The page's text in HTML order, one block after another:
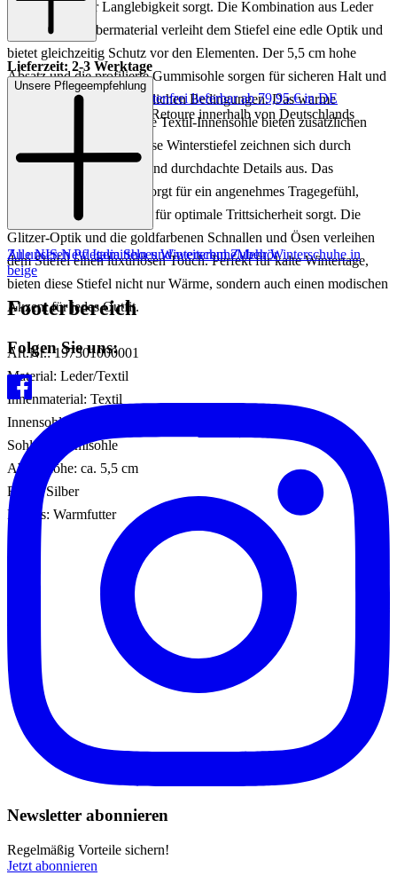
Verarbeitung für Langlebigkeit sorgt. Die Kombination aus Leder
und Textil im Obermaterial verleiht dem Stiefel eine edle Optik und
bietet gleichzeitig Schutz vor den Elementen. Der 5,5 cm hohe
Absatz und die profilierte Gummisohle sorgen für sicheren Halt und
Komfort, selbst bei winterlichen Bedingungen. Das warme
Innenfutter und die weiche Textil-Innensohle bieten zusätzlichen
Komfort und Wärme. Diese Winterstiefel zeichnen sich durch
hochwertige Materialien und durchdachte Details aus. Das
Innenmaterial aus Textil sorgt für ein angenehmes Tragegefühl,
während die Gummisohle für optimale Trittsicherheit sorgt. Die
Glitzer-Optik und die goldfarbenen Schnallen und Ösen verleihen
dem Stiefel einen luxuriösen Touch. Perfekt für kalte Wintertage,
bieten diese Stiefel nicht nur Wärme, sondern auch einen modischen
Akzent für jedes Outfit.
Art.Nr.: 197301000001
Material: Leder/Textil
Innenmaterial: Textil
Innensohle: Textil
Sohle: Gummisohle
Absatzhöhe: ca. 5,5 cm
Farbe: Silber
Details: Warmfutter
Lieferzeit: 2-3 Werktage
Keine Versandkosten:
kostenfrei lieferbar ab 79,95 € in DE
Einfache und Kostenlose Retoure innerhalb von Deutschlands
Unsere Pflegeempfehlung
Zu unseren Pflegemitteln und weiterem Zubehör
Alle NIS New Italia Shoes WinterschuheMehr Winterschuhe in
beige
Footerbereich
Folgen Sie uns:
Newsletter abonnieren
Regelmäßig Vorteile sichern!
Jetzt abonnieren